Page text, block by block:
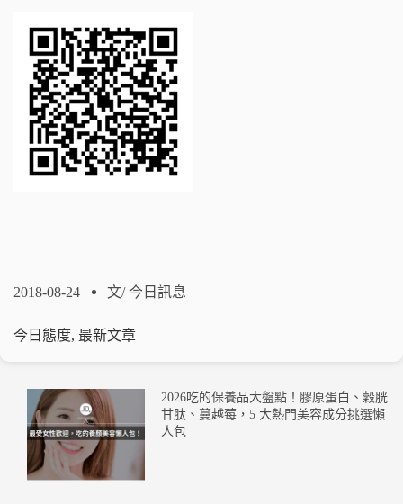
2018-08-24 文/今日訊息
今日態度, 最新文章
2026吃的保養品大盤點！膠原蛋白、穀胱
甘肽、蔓越莓，5 大熱門美容成分挑選懶
人包